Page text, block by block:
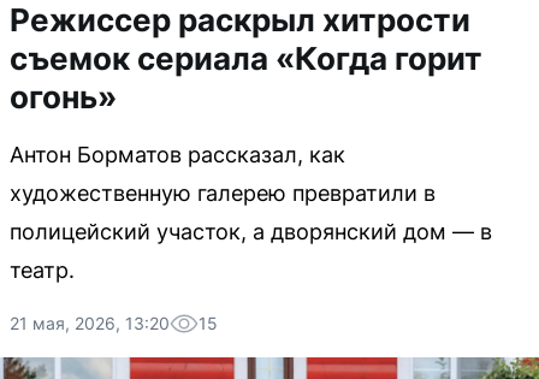
Режиссер раскрыл хитрости
съемок сериала «Когда горит
огонь»
Антон Борматов рассказал, как
художественную галерею превратили в
полицейский участок, а дворянский дом — в
театр.
21 мая, 2026, 13:20 15